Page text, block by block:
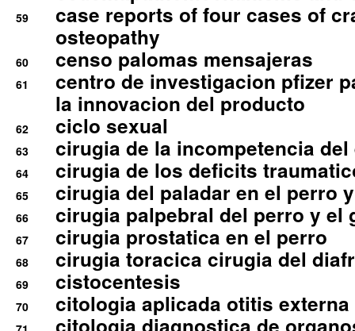
59
case reports of four cases of
osteopathy
60 censo palomas mensajeras
61
centro de investigacion pfizer
la innovacion del producto
62 ciclo sexual
63 cirugia de la incompetencia
64 cirugia de los deficits
65 cirugia del paladar en el perro
66 cirugia palpebral del perro y el
67 cirugia prostatica en el perro
68 cirugia toracica cirugia del
69 cistocentesis
70 citologia aplicada otitis externa
citologia diagnostica de